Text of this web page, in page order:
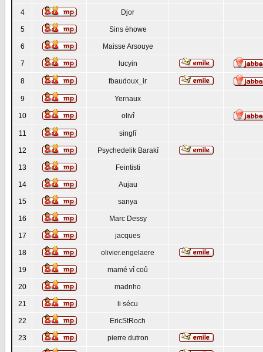
4 Djor
5 Sins èhowe
6 Maisse Arsouye
7 lucyin
8 fbaudoux_ir
9 Yernaux
10 olivî
11 singlî
12 Psychedelik Barakî
13 Feintisti
14 Aujau
15 sanya
16 Marc Dessy
17 jacques
18 olivier.engelaere
19 mamé vî coû
20 madnho
21 li sécu
22 EricStRoch
23 pierre dutron